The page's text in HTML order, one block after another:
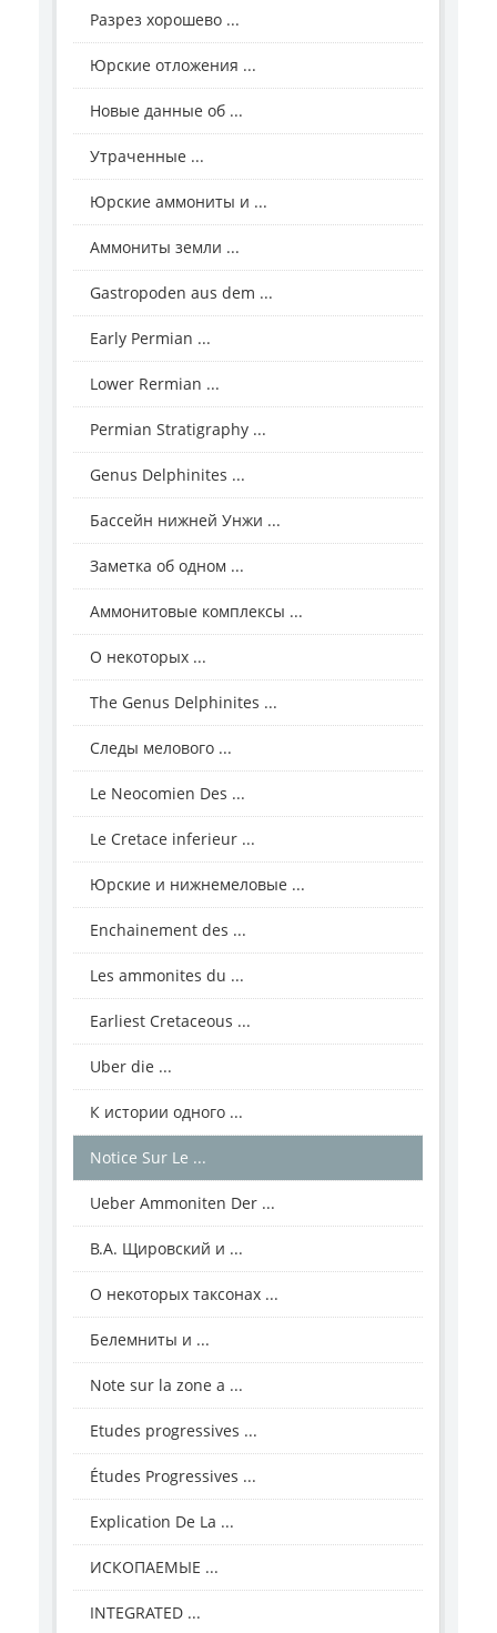
Разрез хорошево ...
Юрские отложения ...
Новые данные об ...
Утраченные ...
Юрские аммониты и ...
Аммониты земли ...
Gastropoden aus dem ...
Early Permian ...
Lower Rermian ...
Permian Stratigraphy ...
Genus Delphinites ...
Бассейн нижней Унжи ...
Заметка об одном ...
Аммонитовые комплексы ...
О некоторых ...
The Genus Delphinites ...
Следы мелового ...
Le Neocomien Des ...
Le Cretace inferieur ...
Юрские и нижнемеловые ...
Enchainement des ...
Les ammonites du ...
Earliest Cretaceous ...
Uber die ...
К истории одного ...
Notice Sur Le ...
Ueber Ammoniten Der ...
В.А. Щировский и ...
О некоторых таксонах ...
Белемниты и ...
Note sur la zone a ...
Etudes progressives ...
Études Progressives ...
Explication De La ...
ИСКОПАЕМЫЕ ...
INTEGRATED ...